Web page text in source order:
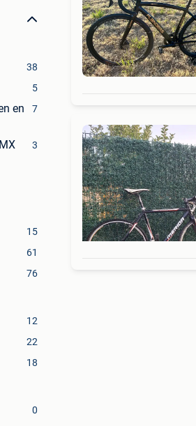
38
5
en
7
3
15
61
76
12
22
18
0